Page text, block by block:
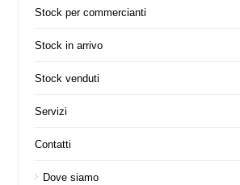
Stock per commercianti
Stock in arrivo
Stock venduti
Servizi
Contatti
Dove siamo